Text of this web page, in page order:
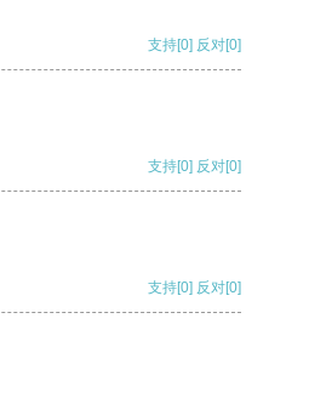
支持[0] 反对[0]
支持[0] 反对[0]
支持[0] 反对[0]